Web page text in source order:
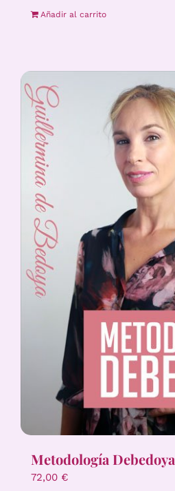
Añadir al carrito
Metodología Debedoya
72,00 €